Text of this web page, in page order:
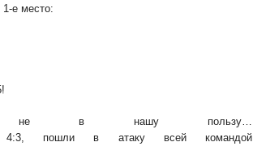
место:
не в нашу пользу…
4:3, пошли в атаку всей командой